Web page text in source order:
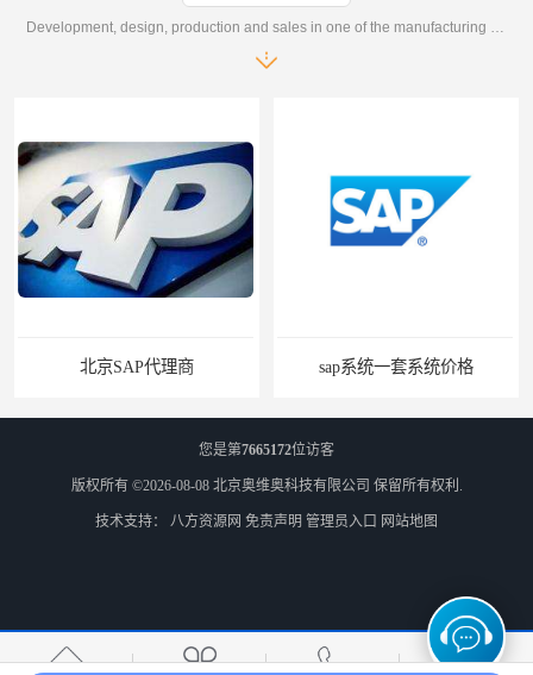
Development, design, production and sales in one of the manufacturing enterprises
北京SAP代理商 sap系统一套系统价格
sap系统售价 SAP管理系统软件 北京奥维奥
您是第7665172位访客
版权所有 ©2026-08-08 北京奥维奥科技有限公司 保留所有权利.
技术支持： 八方资源网 免责声明 管理员入口 网站地图